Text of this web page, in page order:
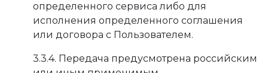
определенного сервиса либо для
исполнения определенного соглашения
или договора с Пользователем.
3.3.4. Передача предусмотрена российским